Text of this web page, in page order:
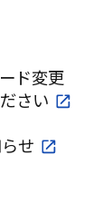
ド変更
さい
せ